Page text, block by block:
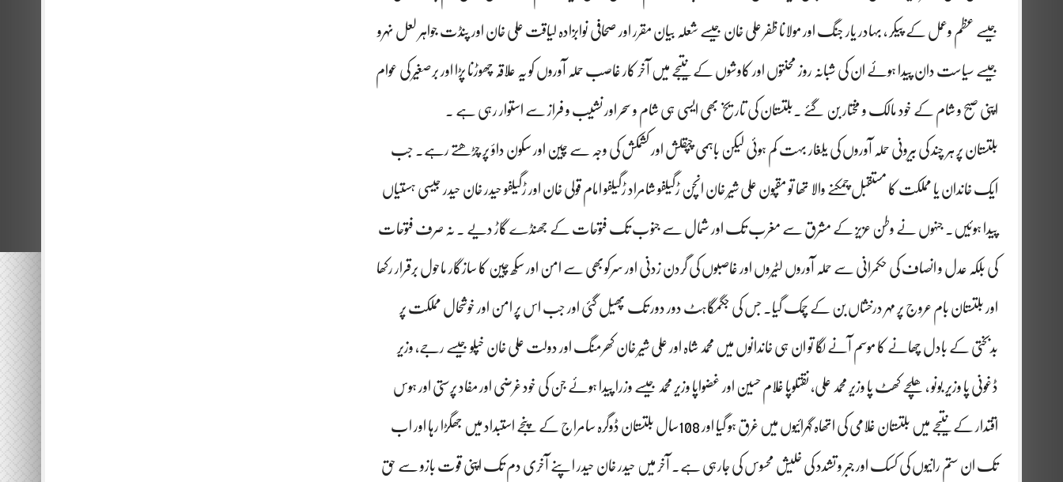
جیسے عظم وعمل کے پیکر ، بہادر یار جنگ اور مولانا ظفر علی خان جیسے شعلہ بیان مقرر اور صحافی نوابزادہ لیاقت علی خان اور پنڈت جواہر لعل نہرو
جیسے سیاست دان پیدا ہوئے ان کی شبانہ روز محنتوں اور کاوشوں کے نتیجے میں آخر کار غاصب حملہ آوروں کو یہ علاقہ چھوڑنا پڑا اور برصغیر کی عوام
اپنی صبح و شام کے خود مالک و مختار بن گئے ۔بلتستان کی تاریخ بھی ایسی ہی شام و سحر اور نشیب و فراز سے استوار رہی ہے ۔
بلتستان پر ہر چند کی بیرونی حملہ آوروں کی یلغار بہت کم ہوئی لیکن باہمی چپقلش اور کشمکش کی وجہ سے چین اور سکون داؤ پر چڑھتے رہے۔ جب
ایک خاندان یا مملکت کا مستقبل چمکنے والا تھا تو مقپون علی شیر خان انچن ڑگیلفو شامراد ڑگیلفو امام قولی خان اور ڑگیلفو حیدر خان حیدر جیسی ہستیاں
پیدا ہوئیں۔ جنہوں نے وطن عزیز کے مشرق سے مغرب تک اور شمال سے جنوب تک فتوحات کے جھنڈے گاڑ دیے ۔ نہ صرف فتوحات
کی بلکہ عدل و انصاف کی حکمرانی سے حملہ آوروں لٹیروں اور غاصبوں کی گردن زدنی اور سرکوبھی سے امن اور سکھ چین کا سازگار ماحول برقرار رکھا
اور بلتستان بام عروج پر مہر درخشاں بن کے چمک گیا۔ جس کی جگمگاہٹ دور دور تک پھیل گئی اور جب اس پر امن اور خوشحال مملکت پر
بدبختی کے بادل چھانے کا موسم آنے لگا تو ان ہی خاندانوں میں محمد شاہ اور علی شیر خان کھرمنگ اور دولت علی خان خپلو جیسے رجے، وزیر
ڈغونی پا وزیر بونو ، ھلچے کھٹ پا وزیر محمد علی، نقتلوپا غلام حسین اور غضواپا وزیر محمد جیسے وزرا پیدا ہوئے جن کی خود غرضی اور مفاد پرستی اور ہوس
اقتدار کے نتیجے میں بلتستان غلامی کی اتھاہ گہرائیوں میں غرق ہو گیا اور 108سال بلتستان ڈوگرہ سامراج کے پنجے استبداد میں جھگڑا رہا اور اب
تک ان ستم رانیوں کی کسک اور جبر و تشدد کی خلیش محسوس کی جارہی ہے۔ آخر میں حیدر خان حیدر اپنے آخری دم تک اپنی قوت بازو سے حق